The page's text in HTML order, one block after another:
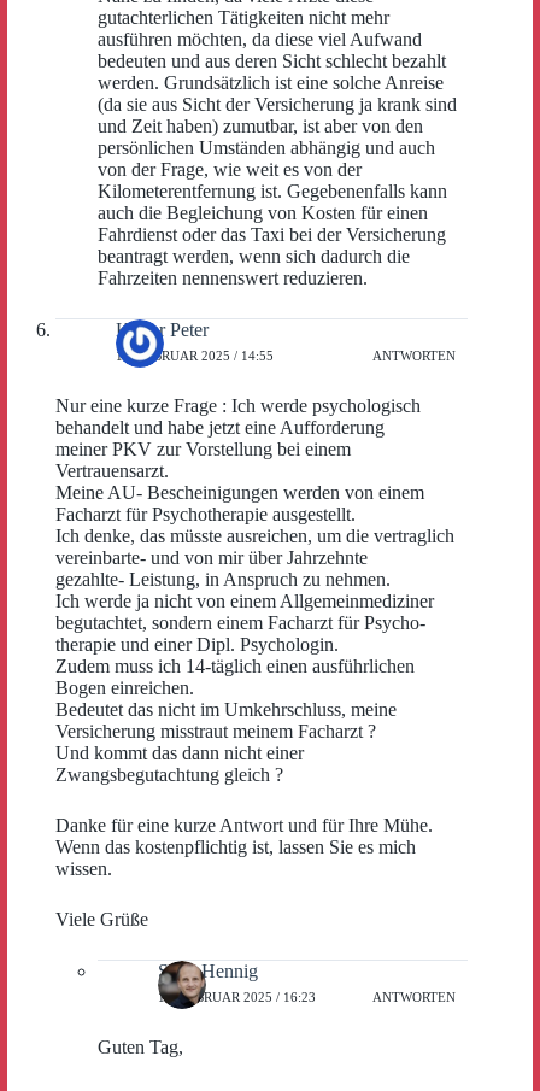
gutachterlichen Tätigkeiten nicht mehr
ausführen möchten, da diese viel Aufwand
bedeuten und aus deren Sicht schlecht bezahlt
werden. Grundsätzlich ist eine solche Anreise
(da sie aus Sicht der Versicherung ja krank sind
und Zeit haben) zumutbar, ist aber von den
persönlichen Umständen abhängig und auch
von der Frage, wie weit es von der
Kilometerentfernung ist. Gegebenenfalls kann
auch die Begleichung von Kosten für einen
Fahrdienst oder das Taxi bei der Versicherung
beantragt werden, wenn sich dadurch die
Fahrzeiten nennenswert reduzieren.
Kaiser Peter
16. FEBRUAR 2025 / 14:55 ANTWORTEN
Nur eine kurze Frage : Ich werde psychologisch
behandelt und habe jetzt eine Aufforderung
meiner PKV zur Vorstellung bei einem
Vertrauensarzt.
Meine AU- Bescheinigungen werden von einem
Facharzt für Psychotherapie ausgestellt.
Ich denke, das müsste ausreichen, um die vertraglich
vereinbarte- und von mir über Jahrzehnte
gezahlte- Leistung, in Anspruch zu nehmen.
Ich werde ja nicht von einem Allgemeinmediziner
begutachtet, sondern einem Facharzt für Psycho-
therapie und einer Dipl. Psychologin.
Zudem muss ich 14-täglich einen ausführlichen
Bogen einreichen.
Bedeutet das nicht im Umkehrschluss, meine
Versicherung misstraut meinem Facharzt ?
Und kommt das dann nicht einer
Zwangsbegutachtung gleich ?
Danke für eine kurze Antwort und für Ihre Mühe.
Wenn das kostenpflichtig ist, lassen Sie es mich
wissen.
Viele Grüße
Sven Hennig
16. FEBRUAR 2025 / 16:23 ANTWORTEN
Guten Tag,